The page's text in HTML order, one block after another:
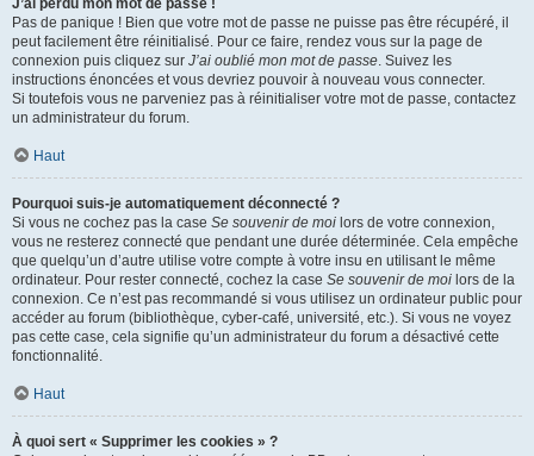
J’ai perdu mon mot de passe !
Pas de panique ! Bien que votre mot de passe ne puisse pas être récupéré, il
peut facilement être réinitialisé. Pour ce faire, rendez vous sur la page de
connexion puis cliquez sur J’ai oublié mon mot de passe. Suivez les
instructions énoncées et vous devriez pouvoir à nouveau vous connecter.
Si toutefois vous ne parveniez pas à réinitialiser votre mot de passe, contactez
un administrateur du forum.
Haut
Pourquoi suis-je automatiquement déconnecté ?
Si vous ne cochez pas la case Se souvenir de moi lors de votre connexion,
vous ne resterez connecté que pendant une durée déterminée. Cela empêche
que quelqu’un d’autre utilise votre compte à votre insu en utilisant le même
ordinateur. Pour rester connecté, cochez la case Se souvenir de moi lors de la
connexion. Ce n’est pas recommandé si vous utilisez un ordinateur public pour
accéder au forum (bibliothèque, cyber-café, université, etc.). Si vous ne voyez
pas cette case, cela signifie qu’un administrateur du forum a désactivé cette
fonctionnalité.
Haut
À quoi sert « Supprimer les cookies » ?